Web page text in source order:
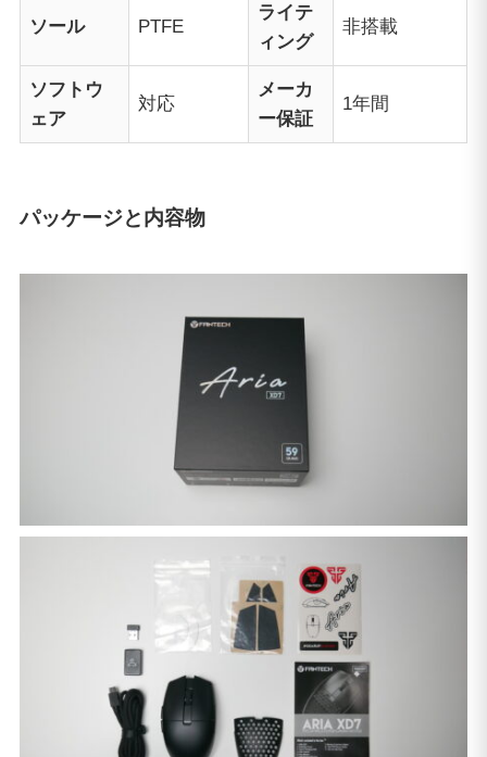
ソール PTFE
ライテ
ィング
非搭載
ソフトウ
ェア
対応
メーカ
ー保証
1年間
パッケージと内容物